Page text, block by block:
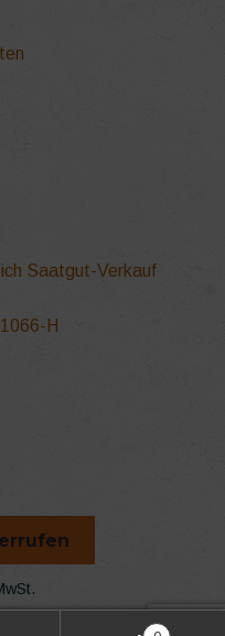
Saatgut-Verkauf
H
dem bisherigen